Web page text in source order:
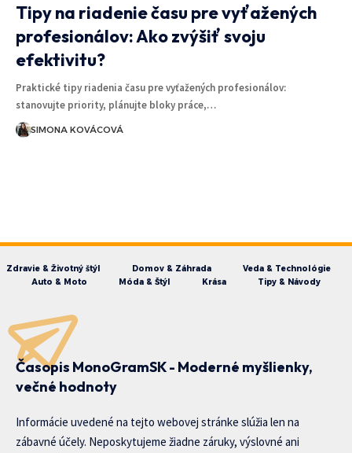
Tipy na riadenie času pre vyťažených
profesionálov: Ako zvýšiť svoju
efektivitu?
Praktické tipy riadenia času pre vyťažených profesionálov:
stanovujte priority, plánujte bloky práce,…
SIMONA KOVÁCOVÁ
Zdravie & Životný štýl Domov & Záhrada
Veda & Technológie
Auto & Moto
Móda & Štýl Krása Tipy & Návody
Časopis MonoGramSK - Moderné myšlienky,
večné hodnoty
Informácie uvedené na tejto webovej stránke slúžia len na
zábavné účely. Neposkytujeme žiadne záruky, výslovné ani